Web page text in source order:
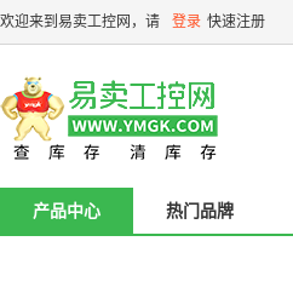
欢迎来到易卖工控网，请 登录 快速注册
产品中心 热门品牌